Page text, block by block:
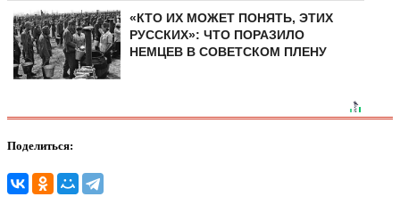
«КТО ИХ МОЖЕТ ПОНЯТЬ, ЭТИХ
РУССКИХ»: ЧТО ПОРАЗИЛО
НЕМЦЕВ В СОВЕТСКОМ ПЛЕНУ
Поделиться: